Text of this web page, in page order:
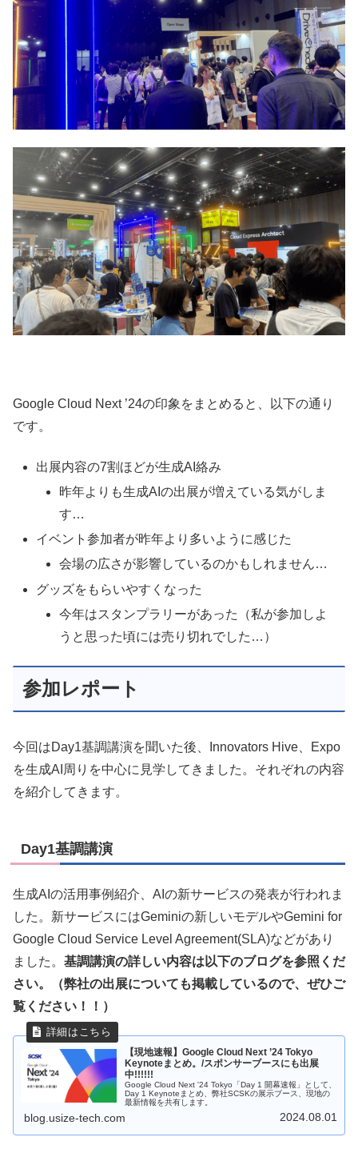
Google Cloud Next ’24の印象をまとめると、以下の通り
です。
出展内容の7割ほどが生成AI絡み
昨年よりも生成AIの出展が増えている気がしま
す…
イベント参加者が昨年より多いように感じた
会場の広さが影響しているのかもしれません…
グッズをもらいやすくなった
今年はスタンプラリーがあった（私が参加しよ
うと思った頃には売り切れでした…）
参加レポート
今回はDay1基調講演を聞いた後、Innovators Hive、Expo
を生成AI周りを中心に見学してきました。それぞれの内容
を紹介してきます。
Day1基調講演
生成AIの活用事例紹介、AIの新サービスの発表が行われま
した。新サービスにはGeminiの新しいモデルやGemini for
Google Cloud Service Level Agreement(SLA)などがあり
ました。 基調講演の詳しい内容は以下のブログを参照くだ
さい。（弊社の出展についても掲載しているので、ぜひご
覧ください！！）
【現地速報】Google Cloud Next ’24 Tokyo
Keynoteまとめ。/スポンサーブースにも出展
中!!!!!!
Google Cloud Next '24 Tokyo「Day 1 開幕速報」として、
Day 1 Keynoteまとめ、弊社SCSKの展示ブース、現地の
最新情報を共有します。
blog.usize-tech.com 2024.08.01